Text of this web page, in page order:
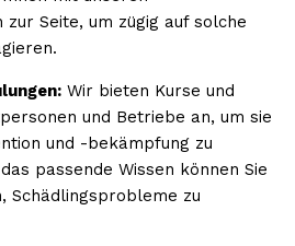
Seite, um zügig auf solche
Wir bieten Kurse und
und Betriebe an, um sie
und -bekämpfung zu
passende Wissen können Sie
Schädlingsprobleme zu